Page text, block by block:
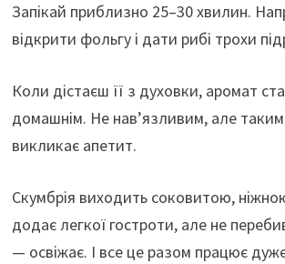
Запікай приблизно 25–30 хвилин.
відкрити фольгу і дати рибі трохи
Коли дістаєш її з духовки, аромат
домашнім. Не нав’язливим, але
викликає апетит.
Скумбрія виходить соковитою,
додає легкої гостроти, але не
— освіжає. І все це разом працює